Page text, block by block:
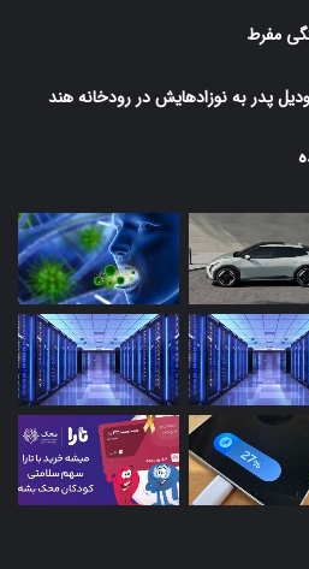
مفرط
پدر به نوزادهایش در رودخانه هند